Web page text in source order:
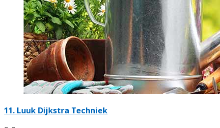
11. Luuk Dijkstra Techniek